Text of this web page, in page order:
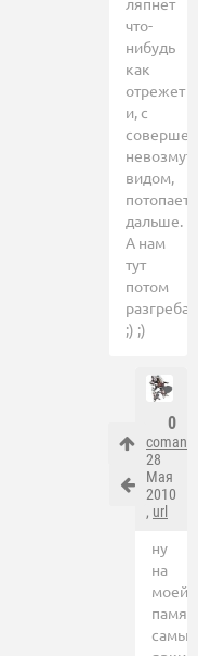
что-
нибудь
как
отрежет
и, с
видом,
потопает
дальше.
А нам
тут
потом
;) ;)
0
28
Мая
2010
, url
ну
на
моей
самые